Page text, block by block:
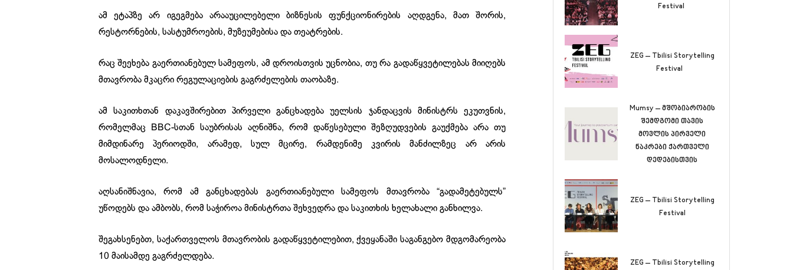
ამ ეტაპზე არ იგეგმება არააუცილებელი ბიზნესის ფუნქციონირების აღდგენა, მათ შორის,
რესტორნების, სასტუმროების, მუზეუმებისა და თეატრების.
რაც შეეხება გაერთიანებულ სამეფოს, ამ დროისთვის უცნობია, თუ რა გადაწყვეტილებას მიიღებს
მთავრობა მკაცრი რეგულაციების გაგრძელების თაობაზე.
ამ საკითხთან დაკავშირებით პირველი განცხადება უელსის ჯანდაცვის მინისტრს ეკუთვნის,
რომელმაც BBC-სთან საუბრისას აღნიშნა, რომ დაწესებული შეზღუდვების გაუქმება არა თუ
მიმდინარე პერიოდში, არამედ, სულ მცირე, რამდენიმე კვირის მანძილზეც არ არის
მოსალოდნელი.
აღსანიშნავია, რომ ამ განცხადებას გაერთიანებული სამეფოს მთავრობა “გადამეტებულს”
უწოდებს და ამბობს, რომ საჭიროა მინისტრთა შეხვედრა და საკითხის ხელახალი განხილვა.
შეგახსენებთ, საქართველოს მთავრობის გადაწყვეტილებით, ქვეყანაში საგანგებო მდგომარეობა
10 მაისამდე გაგრძელდება.
Festival
ZEG – Tbilisi Storytelling
Festival
Mumsy – მშობიარობის
შემდგომი თავის
მოვლის პირველი
ნაკრები ქართველი
დედებისთვის
ZEG – Tbilisi Storytelling
Festival
ZEG – Tbilisi Storytelling